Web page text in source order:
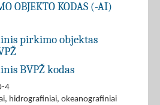
OBJEKTO KODAS (-AI)
pirkimo objektas
BVPŽ kodas
4
hidrografiniai, okeanografiniai